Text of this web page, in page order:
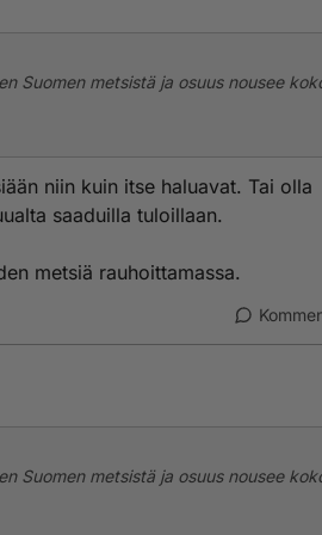
Suomen metsistä ja osuus nousee
niin kuin itse haluavat. Tai olla
saaduilla tuloillaan.
metsiä rauhoittamassa.
Suomen metsistä ja osuus nousee